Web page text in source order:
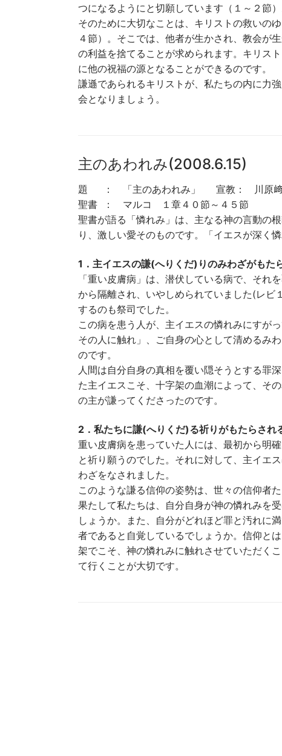
つになるようにと切願しています（１～２節）
そのために大切なことは、キリストの救いの
４節）。そこでは、他者が生かされ、教会が
の利益を捨てることが求められます。キリス
に他の祝福の源となることができるのです。
謙遜であられるキリストが、私たちの内に力
会となりましょう。
主のあわれみ(2008.6.15)
題 ： 「主のあわれみ」 宣教： 川原
聖書 ： マルコ １章４０節～４５節
聖書が語る「憐れみ」は、主なる神の言動の
り、激しい愛そのものです。「イエスが深く
1．主イエスの謙(へりくだ)りのみわざがもた
「重い皮膚病」は、潜伏している病で、それ
から隔離され、いやしめられていました(レ
するのも祭司でした。
この病を患う人が、主イエスの憐れみにすが
その人に触れ」、ご自身の心として清めるみ
のです。
人間は自分自身の真相を覆い隠そうとする罪
た主イエスこそ、十字架の血潮によって、そ
の主が謙ってくださったのです。
2．私たちに謙(へりくだ)る祈りがもたらされ
重い皮膚病を患っていた人には、最初から明
と祈り願うのでした。それに対して、主イエ
わざをなされました。
このような謙る信仰の姿勢は、世々の信仰者
果たして私たちは、自分自身が神の憐れみを
しょうか。また、自分がどれほど罪と汚れに
者であると自覚しているでしょうか。信仰と
架でこそ、神の憐れみに触れさせていただく
て行くことが大切です。